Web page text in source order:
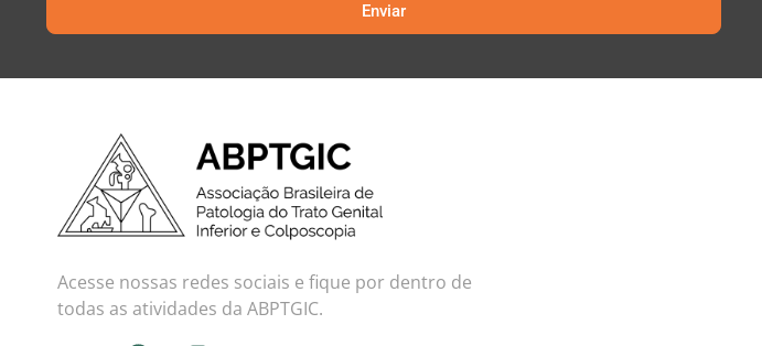
Enviar
Acesse nossas redes sociais e fique por dentro de
todas as atividades da ABPTGIC.